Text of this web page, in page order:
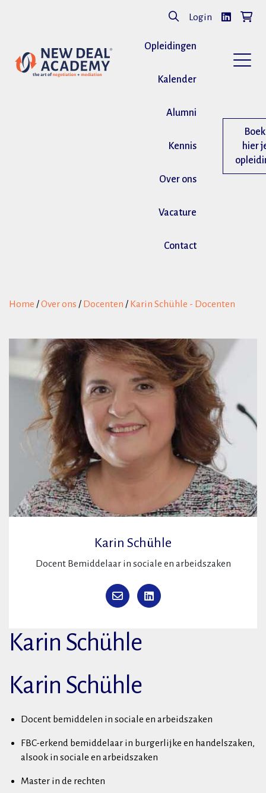
Login
Opleidingen
Kalender
Alumni
Kennis
Over ons
Vacature
Contact
Boek
hier
Home /Over ons / Docenten / Karin Schühle - Docenten
Karin Schühle
Docent Bemiddelaar in sociale en arbeidszaken
Karin Schühle
Karin Schühle
Docent bemiddelen in sociale en arbeidszaken
FBC-erkend bemiddelaar in burgerlijke en handelszaken,
alsook in sociale en arbeidszaken
Master in de rechten